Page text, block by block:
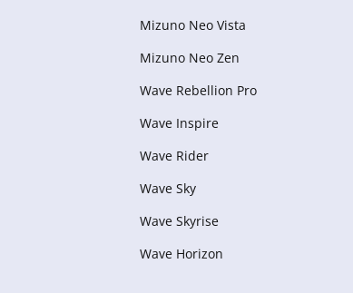
Mizuno Neo Vista
Mizuno Neo Zen
Wave Rebellion Pro
Wave Inspire
Wave Rider
Wave Sky
Wave Skyrise
Wave Horizon